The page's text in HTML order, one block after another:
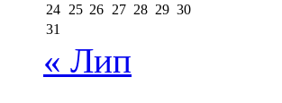
24 25 26 27 28 29 30
31
« Лип